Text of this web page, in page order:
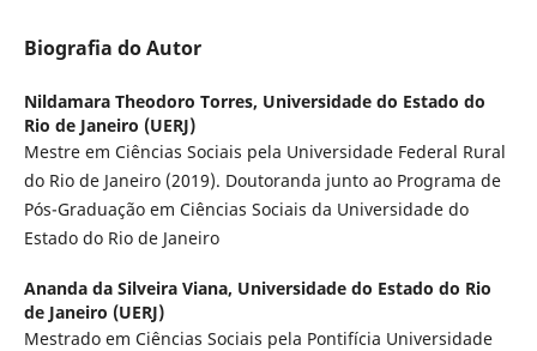
Biografia do Autor
Nildamara Theodoro Torres, Universidade do Estado do
Rio de Janeiro (UERJ)
Mestre em Ciências Sociais pela Universidade Federal Rural
do Rio de Janeiro (2019). Doutoranda junto ao Programa de
Pós-Graduação em Ciências Sociais da Universidade do
Estado do Rio de Janeiro
Ananda da Silveira Viana, Universidade do Estado do Rio
de Janeiro (UERJ)
Mestrado em Ciências Sociais pela Pontifícia Universidade